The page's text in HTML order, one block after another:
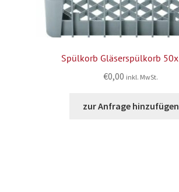
Spülkorb Gläserspülkorb
€0,00 inkl. MwSt.
zur Anfrage hinzufügen